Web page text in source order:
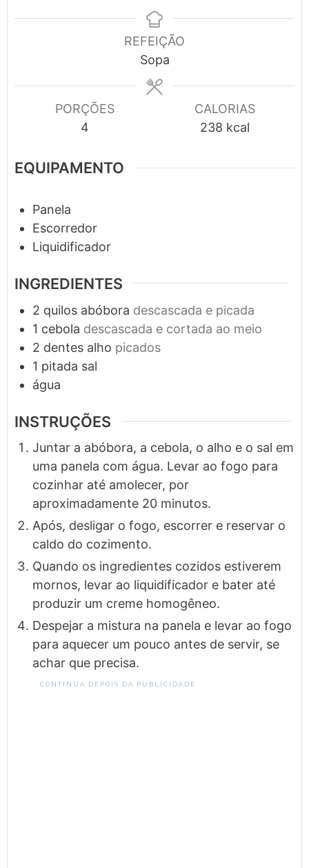
REFEIÇÃO
Sopa
PORÇÕES
4
CALORIAS
238 kcal
EQUIPAMENTO
Panela
Escorredor
Liquidificador
INGREDIENTES
2 quilos abóbora descascada e picada
1 cebola descascada e cortada ao meio
2 dentes alho picados
1 pitada sal
água
INSTRUÇÕES
Juntar a abóbora, a cebola, o alho e o sal em
uma panela com água. Levar ao fogo para
cozinhar até amolecer, por
aproximadamente 20 minutos.
Após, desligar o fogo, escorrer e reservar o
caldo do cozimento.
Quando os ingredientes cozidos estiverem
mornos, levar ao liquidificador e bater até
produzir um creme homogêneo.
Despejar a mistura na panela e levar ao fogo
para aquecer um pouco antes de servir, se
achar que precisa.
CONTINUA DEPOIS DA PUBLICIDADE